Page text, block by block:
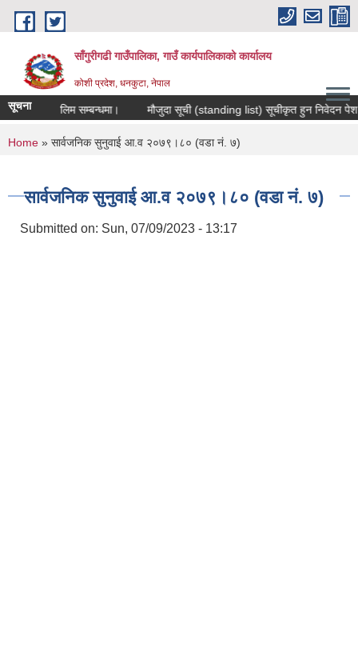
Skip to main content
साँगुरीगढी गाउँपालिका, गाउँ कार्यपालिकाको कार्यालय
कोशी प्रदेश, धनकुटा, नेपाल
सूचना
मुलक तालिम सम्बन्धमा। मौजुदा सूची (standing list) सूचीकृत हुन निवेदन पेश गर्ने
You are here
Home » सार्वजनिक सुनुवाई आ.व २०७९।८० (वडा नं. ७)
सार्वजनिक सुनुवाई आ.व २०७९।८० (वडा नं. ७)
Submitted on: Sun, 07/09/2023 - 13:17